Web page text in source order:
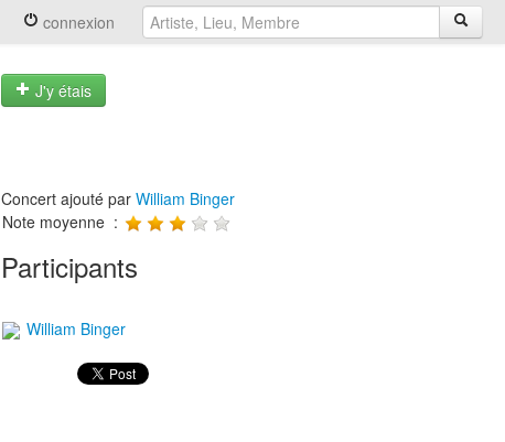
connexion
J'y étais
Concert ajouté par William Binger
Note moyenne :
Participants
William Binger